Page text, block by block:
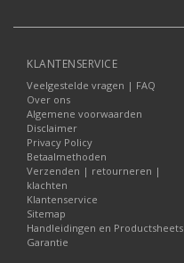
KLANTENSERVICE
Veelgestelde vragen | FAQ
Over ons
Algemene voorwaarden
Disclaimer
Privacy Policy
Betaalmethoden
Verzenden | retourneren |
klachten
Klantenservice
Sitemap
Handleidingen en Productsheets
Garantie